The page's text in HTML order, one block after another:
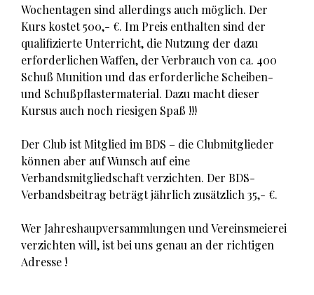
Wochentagen sind allerdings auch möglich. Der
Kurs kostet 500,- €. Im Preis enthalten sind der
qualifizierte Unterricht, die Nutzung der dazu
erforderlichen Waffen, der Verbrauch von ca. 400
Schuß Munition und das erforderliche Scheiben-
und Schußpflastermaterial. Dazu macht dieser
Kursus auch noch riesigen Spaß !!!
Der Club ist Mitglied im BDS – die Clubmitglieder
können aber auf Wunsch auf eine
Verbandsmitgliedschaft verzichten. Der BDS-
Verbandsbeitrag beträgt jährlich zusätzlich 35,- €.
Wer Jahreshaupversammlungen und Vereinsmeierei
verzichten will, ist bei uns genau an der richtigen
Adresse !